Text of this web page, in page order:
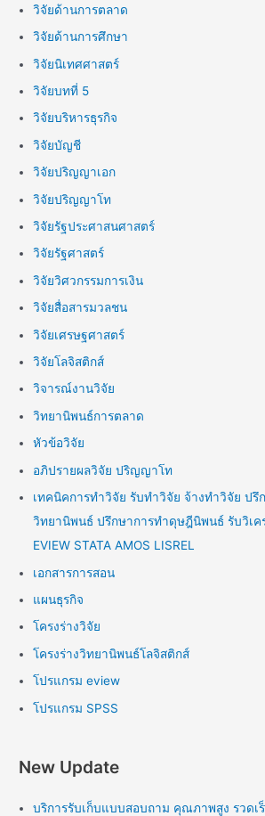
วิจัยด้านการตลาด
วิจัยด้านการศึกษา
วิจัยนิเทศศาสตร์
วิจัยบทที่ 5
วิจัยบริหารธุรกิจ
วิจัยบัญชี
วิจัยปริญญาเอก
วิจัยปริญญาโท
วิจัยรัฐประศาสนศาสตร์
วิจัยรัฐศาสตร์
วิจัยวิศวกรรมการเงิน
วิจัยสื่อสารมวลชน
วิจัยเศรษฐศาสตร์
วิจัยโลจิสติกส์
วิจารณ์งานวิจัย
วิทยานิพนธ์การตลาด
หัวข้อวิจัย
อภิปรายผลวิจัย ปริญญาโท
เทคนิคการทำวิจัย รับทำวิจัย จ้างทำวิจัย ปรึ
วิทยานิพนธ์ ปรึกษาการทำดุษฎีนิพนธ์ รับวิเค
EVIEW STATA AMOS LISREL
เอกสารการสอน
แผนธุรกิจ
โครงร่างวิจัย
โครงร่างวิทยานิพนธ์โลจิสติกส์
โปรแกรม eview
โปรแกรม SPSS
New Update
บริการรับเก็บแบบสอบถาม คุณภาพสูง รวดเ